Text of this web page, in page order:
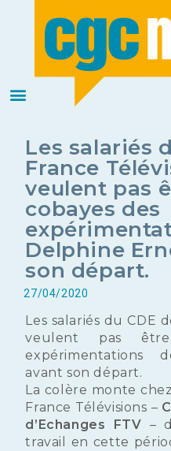
Les salariés
France
veulent pas
cobayes des
Delphine
son départ.
27/04/2020
Les salariés du CDE
veulent pas
expérimentations
avant son départ.
La colère monte
France Télévisions –
d’Echanges FTV –
travail en cette